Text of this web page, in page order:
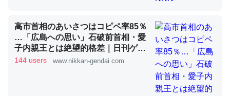
これを元に考えるとカルシウムを大量に使う脊椎動物と貝
類は苦労してるんだな…。腹足類だと殻を無くしてナメク
ジになったり努力してるし。
─ニュース :: 【研究発表】昆虫学の大問題＝「昆虫はなぜ海にいな
高市首相のあいさつはコピペ率85％
…「広島への思い」石破前首相・愛
子内親王とは絶望的格差｜日刊ゲン
ダイDIGITAL
144 users www.nikkan-gendai.com